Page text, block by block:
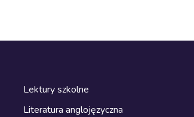
Lektury szkolne
Literatura anglojęzyczna